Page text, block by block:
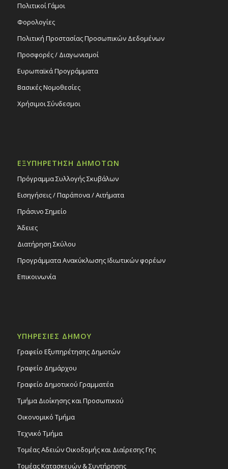
Πολιτικοί Γάμοι
Φορολογίες
Πολιτική Προστασίας Προσωπικών Δεδομένων
Προσφορές / Διαγωνισμοί
Ευρωπαϊκά Προγράμματα
Βασικές Νομοθεσίες
Χρήσιμοι Σύνδεσμοι
ΕΞΥΠΗΡΕΤΗΣΗ ΔΗΜΟΤΩΝ
Πρόγραμμα Συλλογής Σκυβάλων
Εισηγήσεις / Παράπονα / Αιτήματα
Πράσινο Σημείο
Άδειες
Διατήρηση Σκύλου
Προγράμματα Ανακύκλωσης Ιδιωτικών φορέων
Επικοινωνία
ΥΠΗΡΕΣΙΕΣ ΔΗΜΟΥ
Γραφείο Εξυπηρέτησης Δημοτών
Γραφείο Δημάρχου
Γραφείο Δημοτικού Γραμματέα
Τμήμα Διοίκησης και Προσωπικού
Οικονομικό Τμήμα
Τεχνικό Τμήμα
Τομέας Αδειών Οικοδομής και Διαίρεσης Γης
Τομέας Κατασκευών & Συντήρησης